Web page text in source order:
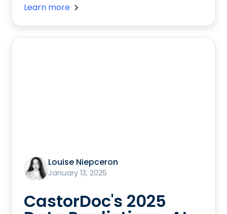
Learn more
Louise Niepceron
January 13, 2025
CastorDoc's 2025